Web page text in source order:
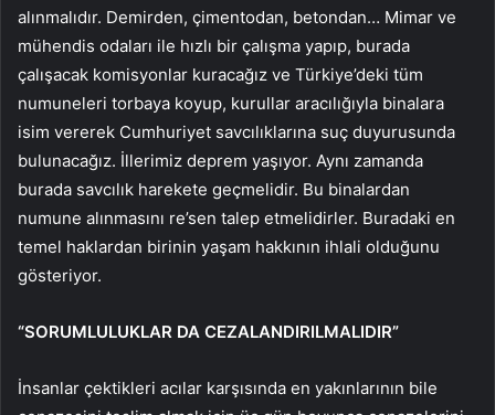
alınmalıdır. Demirden, çimentodan, betondan… Mimar ve
mühendis odaları ile hızlı bir çalışma yapıp, burada
çalışacak komisyonlar kuracağız ve Türkiye’deki tüm
numuneleri torbaya koyup, kurullar aracılığıyla binalara
isim vererek Cumhuriyet savcılıklarına suç duyurusunda
bulunacağız. İllerimiz deprem yaşıyor. Aynı zamanda
burada savcılık harekete geçmelidir. Bu binalardan
numune alınmasını re’sen talep etmelidirler. Buradaki en
temel haklardan birinin yaşam hakkının ihlali olduğunu
gösteriyor.
“SORUMLULUKLAR DA CEZALANDIRILMALIDIR”
İnsanlar çektikleri acılar karşısında en yakınlarının bile